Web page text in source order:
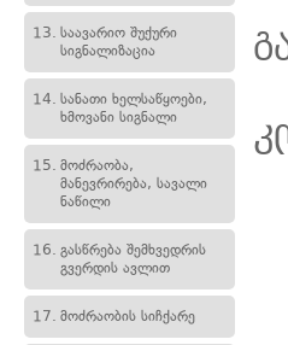
13. საავარიო შუქური
სიგნალიზაცია
14. სანათი ხელსაწყოები,
ხმოვანი სიგნალი
15. მოძრაობა,
მანევრირება, სავალი
ნაწილი
16. გასწრება შემხვედრის
გვერდის ავლით
17. მოძრაობის სიჩქარე